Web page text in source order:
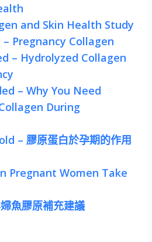
and Skin Health Study
Pregnancy Collagen
– Hydrolyzed Collagen
– Why You Need
During
– 膠原蛋白於孕期的作用
Pregnant Women Take
魚膠原補充建議